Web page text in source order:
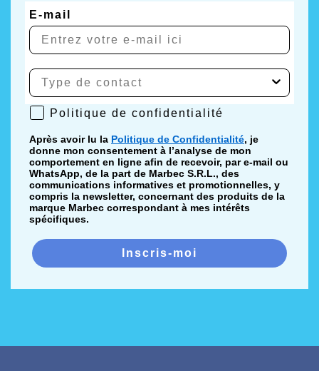
E-mail
Politique de confidentialité
Politique de confidentialité
Après avoir lu la Politique de Confidentialité, je
donne mon consentement à l’analyse de mon
comportement en ligne afin de recevoir, par e-mail ou
WhatsApp, de la part de Marbec S.R.L., des
communications informatives et promotionnelles, y
compris la newsletter, concernant des produits de la
marque Marbec correspondant à mes intérêts
spécifiques.
Inscris-moi